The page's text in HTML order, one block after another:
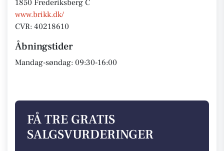
1850 Frederiksberg C
www.brikk.dk/
CVR: 40218610
Åbningstider
Mandag-søndag: 09:30-16:00
FÅ TRE GRATIS
SALGSVURDERINGER